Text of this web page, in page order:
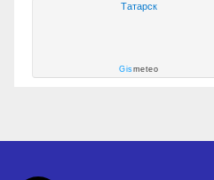
Татарск
Gismeteo